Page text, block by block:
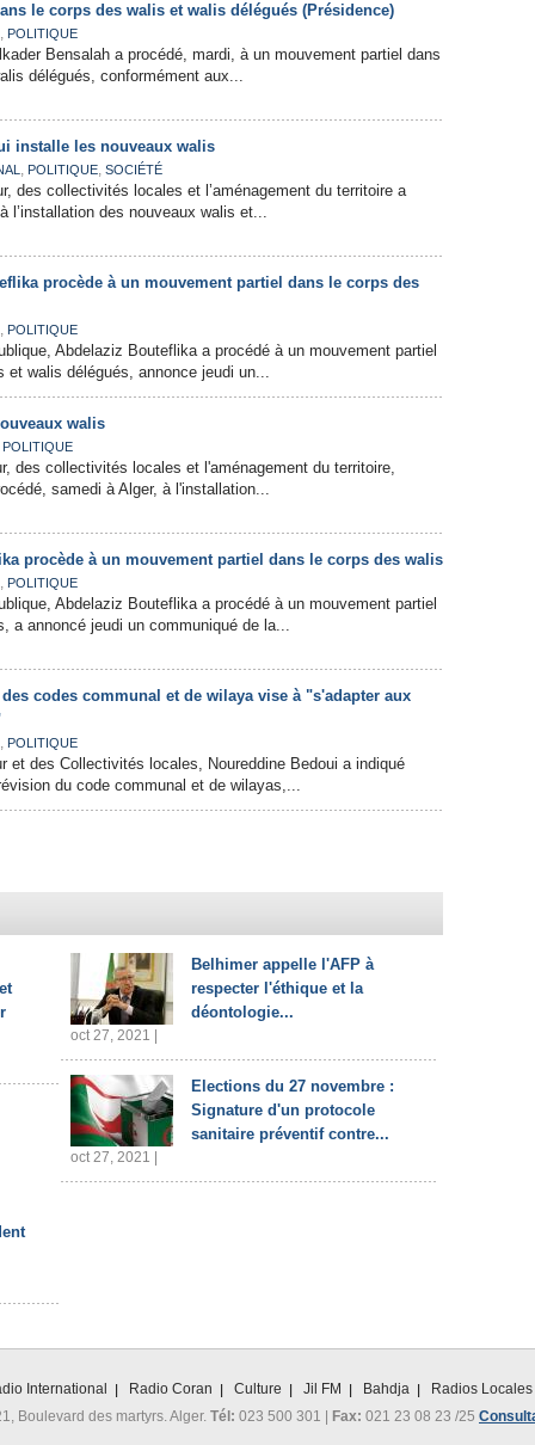
le corps des walis et walis délégués (Présidence)
, POLITIQUE
Bensalah a procédé, mardi, à un mouvement partiel dans
délégués, conformément aux...
installe les nouveaux walis
, POLITIQUE, SOCIÉTÉ
des collectivités locales et l’aménagement du territoire a
l’installation des nouveaux walis et...
procède à un mouvement partiel dans le corps des
, POLITIQUE
Abdelaziz Bouteflika a procédé à un mouvement partiel
et walis délégués, annonce jeudi un...
walis
POLITIQUE
des collectivités locales et l'aménagement du territoire,
samedi à Alger, à l'installation...
procède à un mouvement partiel dans le corps des walis
, POLITIQUE
Abdelaziz Bouteflika a procédé à un mouvement partiel
a annoncé jeudi un communiqué de la...
codes communal et de wilaya vise à "s'adapter aux
, POLITIQUE
et des Collectivités locales, Noureddine Bedoui a indiqué
du code communal et de wilayas,...
Belhimer appelle l'AFP à
respecter l'éthique et la
déontologie...
oct 27, 2021 |
Elections du 27 novembre :
Signature d'un protocole
sanitaire préventif contre...
oct 27, 2021 |
International Radio Coran Culture Jil FM Bahdja
Radios Locales
Boulevard des martyrs. Alger. Tél: 023 500 301 | Fax: 021 23 08 23 /25